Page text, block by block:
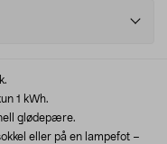
1 kWh.
glødepære.
eller på en lampefot –